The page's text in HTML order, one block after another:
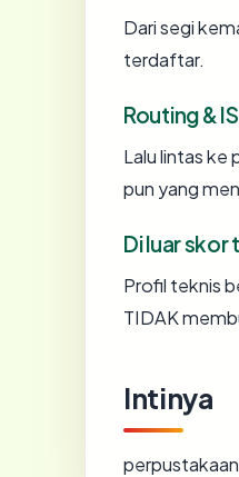
Dari segi
terdaftar.
Routing &
Lalu lintas ke
pun yang
Di luar skor
Profil teknis
TIDAK
Intinya